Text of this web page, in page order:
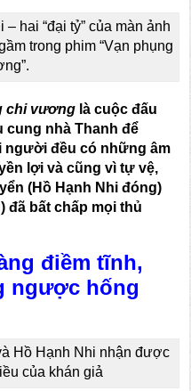
hai “đại tỷ” của màn ảnh
trong phim “Vạn phụng
chi vương là cuộc đấu
cung nhà Thanh để
người đều có những âm
lợi và cũng vì tự vệ,
(Hồ Hạnh Nhi đóng)
đã bất chấp mọi thủ
điềm tĩnh,
ngược hống
Hồ Hạnh Nhi nhận được
của khán giả